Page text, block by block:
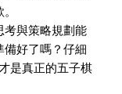
考與策略規劃能
備好了嗎？仔細
是真正的五子棋